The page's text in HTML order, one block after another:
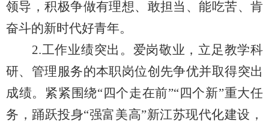
领导，积极争做有理想、敢担当、能吃苦、肯
奋斗的新时代好青年。
2.工作业绩突出。爱岗敬业，立足教学科
研、管理服务的本职岗位创先争优并取得突出
成绩。紧紧围绕“四个走在前”“四个新”重大任
务，踊跃投身“强富美高”新江苏现代化建设，